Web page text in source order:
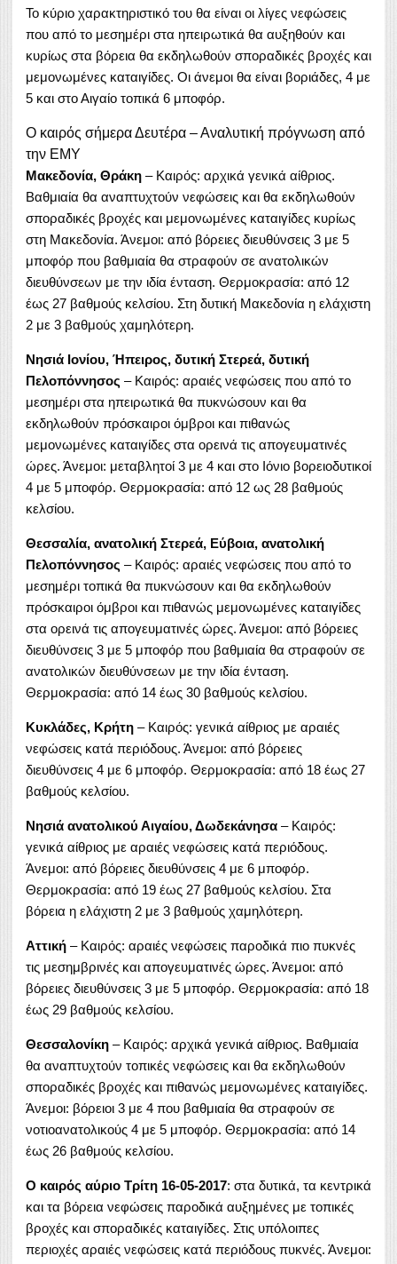
Το κύριο χαρακτηριστικό του θα είναι οι λίγες νεφώσεις
που από το μεσημέρι στα ηπειρωτικά θα αυξηθούν και
κυρίως στα βόρεια θα εκδηλωθούν σποραδικές βροχές και
μεμονωμένες καταιγίδες. Οι άνεμοι θα είναι βοριάδες, 4 με
5 και στο Αιγαίο τοπικά 6 μποφόρ.
Ο καιρός σήμερα Δευτέρα – Αναλυτική πρόγνωση από
την ΕΜΥ
Μακεδονία, Θράκη – Καιρός: αρχικά γενικά αίθριος.
Βαθμιαία θα αναπτυχτούν νεφώσεις και θα εκδηλωθούν
σποραδικές βροχές και μεμονωμένες καταιγίδες κυρίως
στη Μακεδονία. Άνεμοι: από βόρειες διευθύνσεις 3 με 5
μποφόρ που βαθμιαία θα στραφούν σε ανατολικών
διευθύνσεων με την ιδία ένταση. Θερμοκρασία: από 12
έως 27 βαθμούς κελσίου. Στη δυτική Μακεδονία η ελάχιστη
2 με 3 βαθμούς χαμηλότερη.
Νησιά Ιονίου, Ήπειρος, δυτική Στερεά, δυτική
Πελοπόννησος – Καιρός: αραιές νεφώσεις που από το
μεσημέρι στα ηπειρωτικά θα πυκνώσουν και θα
εκδηλωθούν πρόσκαιροι όμβροι και πιθανώς
μεμονωμένες καταιγίδες στα ορεινά τις απογευματινές
ώρες. Άνεμοι: μεταβλητοί 3 με 4 και στο Ιόνιο βορειοδυτικοί
4 με 5 μποφόρ. Θερμοκρασία: από 12 ως 28 βαθμούς
κελσίου.
Θεσσαλία, ανατολική Στερεά, Εύβοια, ανατολική
Πελοπόννησος – Καιρός: αραιές νεφώσεις που από το
μεσημέρι τοπικά θα πυκνώσουν και θα εκδηλωθούν
πρόσκαιροι όμβροι και πιθανώς μεμονωμένες καταιγίδες
στα ορεινά τις απογευματινές ώρες. Άνεμοι: από βόρειες
διευθύνσεις 3 με 5 μποφόρ που βαθμιαία θα στραφούν σε
ανατολικών διευθύνσεων με την ιδία ένταση.
Θερμοκρασία: από 14 έως 30 βαθμούς κελσίου.
Κυκλάδες, Κρήτη – Καιρός: γενικά αίθριος με αραιές
νεφώσεις κατά περιόδους. Άνεμοι: από βόρειες
διευθύνσεις 4 με 6 μποφόρ. Θερμοκρασία: από 18 έως 27
βαθμούς κελσίου.
Νησιά ανατολικού Αιγαίου, Δωδεκάνησα – Καιρός:
γενικά αίθριος με αραιές νεφώσεις κατά περιόδους.
Άνεμοι: από βόρειες διευθύνσεις 4 με 6 μποφόρ.
Θερμοκρασία: από 19 έως 27 βαθμούς κελσίου. Στα
βόρεια η ελάχιστη 2 με 3 βαθμούς χαμηλότερη.
Αττική – Καιρός: αραιές νεφώσεις παροδικά πιο πυκνές
τις μεσημβρινές και απογευματινές ώρες. Άνεμοι: από
βόρειες διευθύνσεις 3 με 5 μποφόρ. Θερμοκρασία: από 18
έως 29 βαθμούς κελσίου.
Θεσσαλονίκη – Καιρός: αρχικά γενικά αίθριος. Βαθμιαία
θα αναπτυχτούν τοπικές νεφώσεις και θα εκδηλωθούν
σποραδικές βροχές και πιθανώς μεμονωμένες καταιγίδες.
Άνεμοι: βόρειοι 3 με 4 που βαθμιαία θα στραφούν σε
νοτιοανατολικούς 4 με 5 μποφόρ. Θερμοκρασία: από 14
έως 26 βαθμούς κελσίου.
Ο καιρός αύριο Τρίτη 16-05-2017: στα δυτικά, τα κεντρικά
και τα βόρεια νεφώσεις παροδικά αυξημένες με τοπικές
βροχές και σποραδικές καταιγίδες. Στις υπόλοιπες
περιοχές αραιές νεφώσεις κατά περιόδους πυκνές. Άνεμοι: